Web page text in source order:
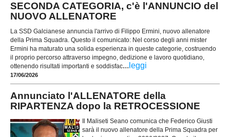
SECONDA CATEGORIA, c'è l'ANNUNCIO del
NUOVO ALLENATORE
La SSD Galcianese annuncia l'arrivo di Filippo Ermini, nuovo allenatore
della Prima Squadra. Questo il comunicato: Nel corso degli anni mister
Ermini ha maturato una solida esperienza in queste categorie, costruendo
il proprio percorso attraverso impegno, dedizione e lavoro quotidiano,
ottenendo risultati importanti e soddisfac... leggi
17/06/2026
Annunciato l'ALLENATORE della
RIPARTENZA dopo la RETROCESSIONE
Il Maliseti Seano comunica che Federico Giusti
sarà il nuovo allenatore della Prima Squadra per